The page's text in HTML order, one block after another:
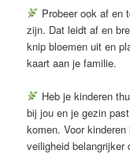
Probeer ook af en
zijn. Dat leidt af en
knip bloemen uit en
kaart aan je familie.
Heb je kinderen
bij jou en je gezin
komen. Voor
veiligheid